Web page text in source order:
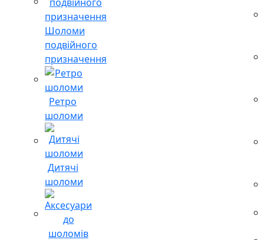
Шоломи
подвійного
призначення
Ретро
шоломи
Дитячі
шоломи